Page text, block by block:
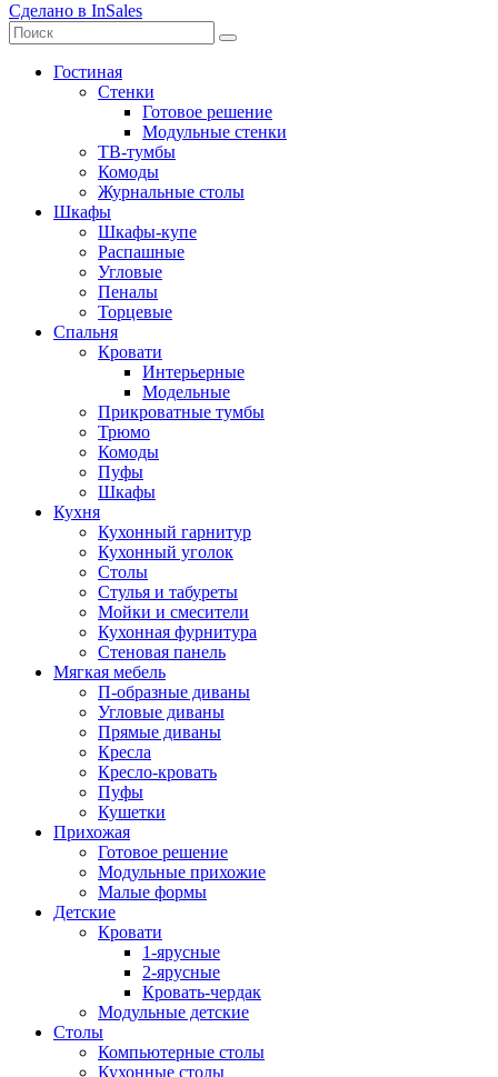
Сделано в InSales
Гостиная
Стенки
Готовое решение
Модульные стенки
ТВ-тумбы
Комоды
Журнальные столы
Шкафы
Шкафы-купе
Распашные
Угловые
Пеналы
Торцевые
Спальня
Кровати
Интерьерные
Модельные
Прикроватные тумбы
Трюмо
Комоды
Пуфы
Шкафы
Кухня
Кухонный гарнитур
Кухонный уголок
Столы
Стулья и табуреты
Мойки и смесители
Кухонная фурнитура
Стеновая панель
Мягкая мебель
П-образные диваны
Угловые диваны
Прямые диваны
Кресла
Кресло-кровать
Пуфы
Кушетки
Прихожая
Готовое решение
Модульные прихожие
Малые формы
Детские
Кровати
1-ярусные
2-ярусные
Кровать-чердак
Модульные детские
Столы
Компьютерные столы
Кухонные столы